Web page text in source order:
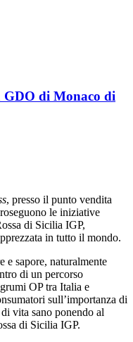
GDO di Monaco di
, presso il punto vendita
le iniziative
di Sicilia IGP,
in tutto il mondo.
e sapore, naturalmente
di un percorso
OP tra Italia e
sull’importanza di
vita sano ponendo al
di Sicilia IGP.